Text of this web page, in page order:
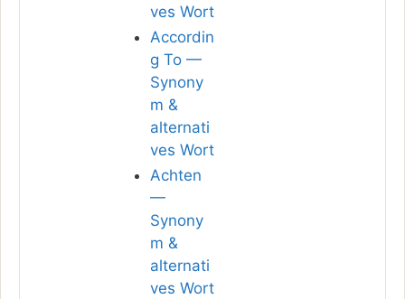
ves Wort
Accordin
g To —
Synony
m &
alternati
ves Wort
Achten
—
Synony
m &
alternati
ves Wort